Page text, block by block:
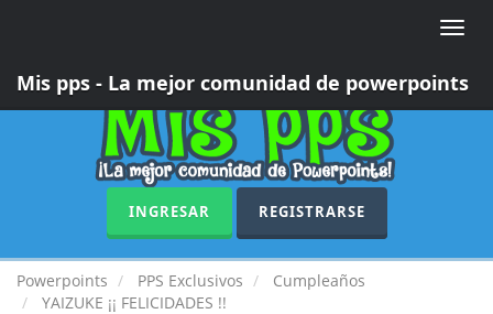
Toggle
Mis pps - La mejor comunidad de powerpoints
INGRESAR REGISTRARSE
Powerpoints PPS Exclusivos
Cumpleaños
YAIZUKE ¡¡ FELICIDADES !!